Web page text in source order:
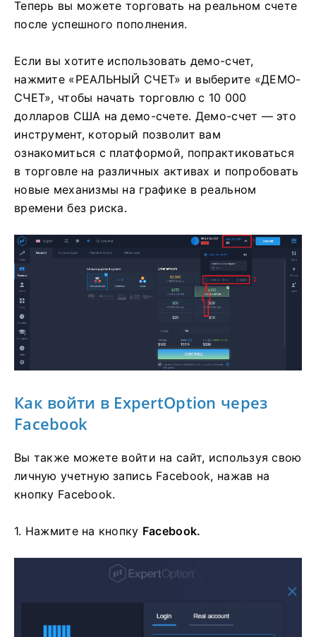
Теперь вы можете торговать на реальном счете
после успешного пополнения.
Если вы хотите использовать демо-счет,
нажмите «РЕАЛЬНЫЙ СЧЕТ» и выберите «ДЕМО-
СЧЕТ», чтобы начать торговлю с 10 000
долларов США на демо-счете. Демо-счет — это
инструмент, который позволит вам
ознакомиться с платформой, попрактиковаться
в торговле на различных активах и попробовать
новые механизмы на графике в реальном
времени без риска.
Как войти в ExpertOption через
Facebook
Вы также можете войти на сайт, используя свою
личную учетную запись Facebook, нажав на
кнопку Facebook.
1. Нажмите на кнопку Facebook.